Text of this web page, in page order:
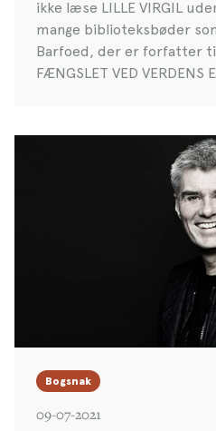
ikke læse LILLE VIRGIL
mange biblioteksbøder
Barfoed, der er forfatter til
FÆNGSLET VED VERDENS
Bogsnak
09-07-2021